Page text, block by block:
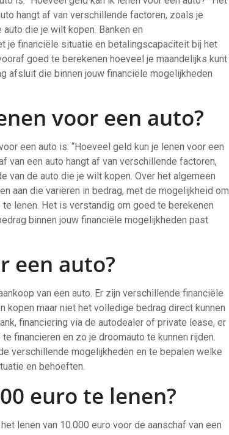
hangt af van verschillende factoren, zoals je
die je wilt kopen. Banken en
je financiële situatie en betalingscapaciteit bij het
goed te berekenen hoeveel je maandelijks kunt
afsluit die binnen jouw financiële mogelijkheden
voor een auto?
een auto is: “Hoeveel geld kun je lenen voor een
van een auto hangt af van verschillende factoren,
van de auto die je wilt kopen. Over het algemeen
aan die variëren in bedrag, met de mogelijkheid om
lenen. Het is verstandig om goed te berekenen
binnen jouw financiële mogelijkheden past
een auto?
van een auto. Er zijn verschillende financiële
maar niet het volledige bedrag direct kunnen
financiering via de autodealer of private lease, er
financieren en zo je droomauto te kunnen rijden.
verschillende mogelijkheden en te bepalen welke
en behoeften.
euro te lenen?
lenen van 10.000 euro voor de aanschaf van een